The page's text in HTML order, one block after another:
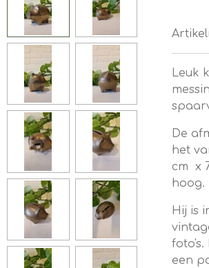
Leuk
De
het
cm x
hoog.
Hij is
foto's.
een